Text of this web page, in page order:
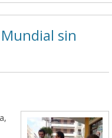
sin